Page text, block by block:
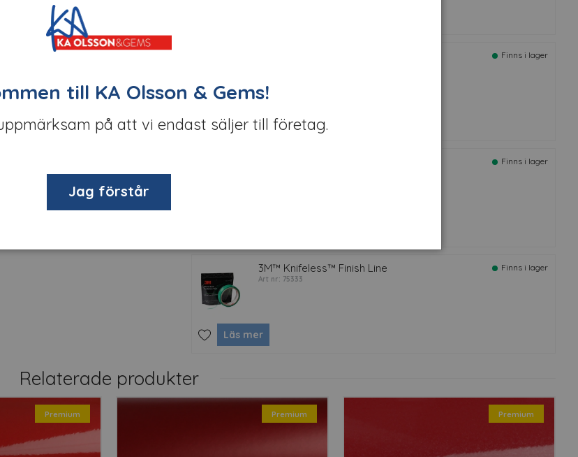
Finns i lager
Läs mer
Finns i lager
3M™ Knifeless™ Finish Line
Art nr: 75333
Finns i lager
Läs mer
Relaterade produkter
Premium Premium Premium
till KA Olsson & Gems!
på att vi endast säljer till företag.
Jag förstår